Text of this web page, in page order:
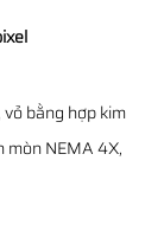
bằng hợp kim
mòn NEMA 4X,